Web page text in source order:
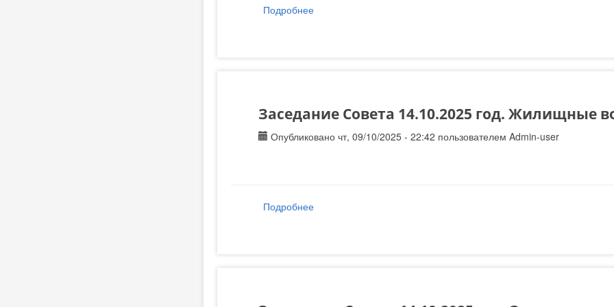
Подробнее
Заседание Совета 14.10.2025 год. Жилищные
Опубликовано чт, 09/10/2025 - 22:42 пользователемAdmin-user
Подробнее